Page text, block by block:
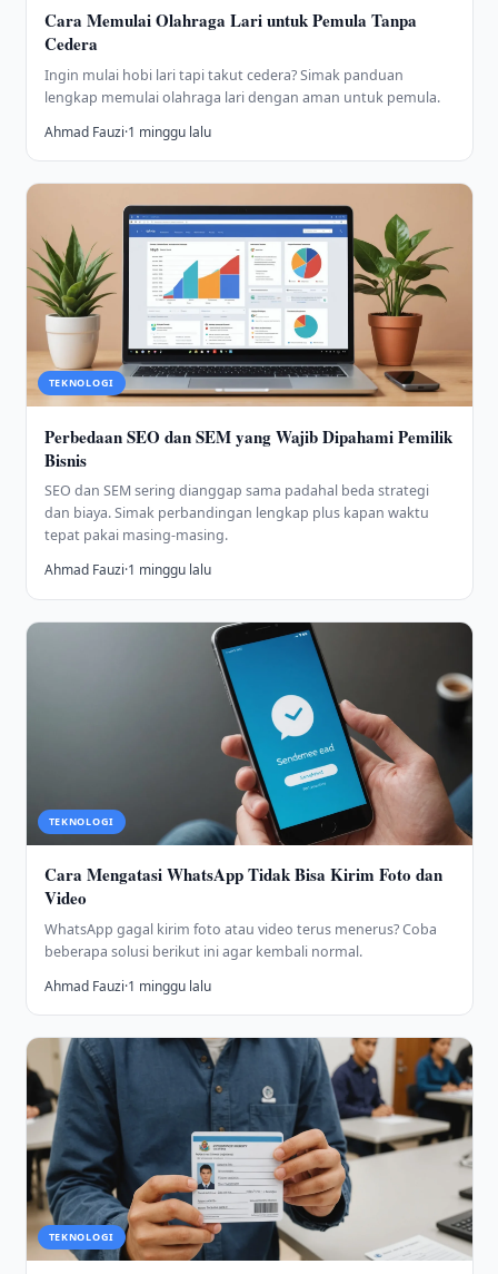
Cara Memulai Olahraga Lari untuk Pemula Tanpa
Cedera
Ingin mulai hobi lari tapi takut cedera? Simak panduan
lengkap memulai olahraga lari dengan aman untuk pemula.
Ahmad Fauzi·1 minggu lalu
TEKNOLOGI
Perbedaan SEO dan SEM yang Wajib Dipahami Pemilik
Bisnis
SEO dan SEM sering dianggap sama padahal beda strategi
dan biaya. Simak perbandingan lengkap plus kapan waktu
tepat pakai masing-masing.
Ahmad Fauzi·1 minggu lalu
TEKNOLOGI
Cara Mengatasi WhatsApp Tidak Bisa Kirim Foto dan
Video
WhatsApp gagal kirim foto atau video terus menerus? Coba
beberapa solusi berikut ini agar kembali normal.
Ahmad Fauzi·1 minggu lalu
TEKNOLOGI